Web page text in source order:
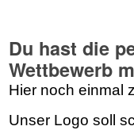
Du hast die
Wettbewerb
Hier noch einmal
Unser Logo soll